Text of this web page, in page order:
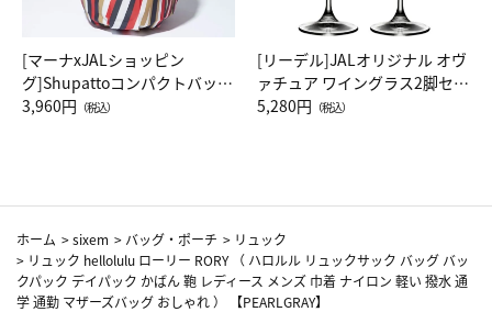
[マーナxJALショッピン
グ]Shupattoコンパクトバッグ
Drop JAL客室乗務員（LC）ス
3,960円 （税込）
[リーデル]JALオリジナル オヴ
ァチュア ワイングラス2脚セッ
ト（レッドワイン）
5,280円 （税込）
ホーム >sixem > バッグ・ポーチ > リュック
> リュック hellolulu ローリー RORY （ ハロルル リュックサック バッグ バッ
クパック デイパック かばん 鞄 レディース メンズ 巾着 ナイロン 軽い 撥水 通
学 通勤 マザーズバッグ おしゃれ ） 【PEARLGRAY】